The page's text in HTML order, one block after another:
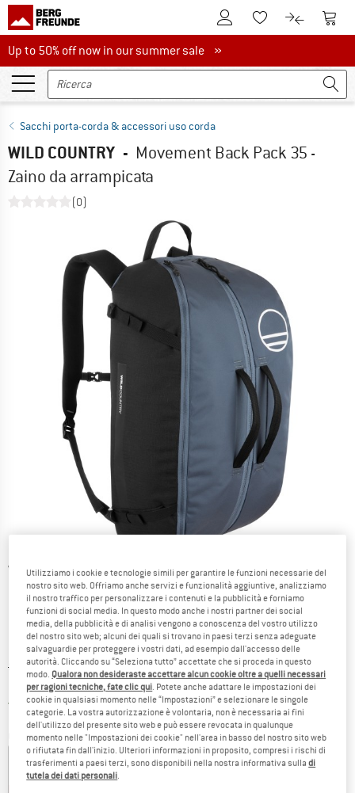
Al conto clienteAlla lista
Al Al
Up to 50% off now in our summer sale
Up to 50% off now in our summer sale »
Sacchi porta-corda & accessori uso corda
WILD COUNTRY - Movement Back Pack 35 -
Zaino da arrampicata
(0)
Viste dettagliate
Prezzo originale :
84,95€
Prezzo:
76,46€ incl. IVA
Nessuna spesa di spedizione(IT)Italia. Informazioni sui
Colore:Ceuse Blue
Utilizziamo i cookie e tecnologie simili per garantire le funzioni necessarie del
nostro sito web. Offriamo anche servizi e funzionalità aggiuntive, analizziamo
il nostro traffico per personalizzare i contenuti e la pubblicità e forniamo
funzioni di social media. In questo modo anche i nostri partner dei social
media, della pubblicità e di analisi vengono a conoscenza del vostro utilizzo
del nostro sito web; alcuni dei quali si trovano in paesi terzi senza adeguate
salvaguardie per proteggere i vostri dati, ad esempio dall'accesso delle
autorità. Cliccando su “Seleziona tutto” accettate che si proceda in questo
modo. Qualora non desideraste accettare alcun cookie oltre a quelli necessari
per ragioni tecniche, fate clic qui . Potete anche adattare le impostazioni dei
cookie in qualsiasi momento nelle “Impostazioni” e selezionare le singole
categorie. La vostra autorizzazione è volontaria, non è necessaria ai fini
dell'utilizzo del presente sito web e può essere revocata in qualunque
momento nelle "Impostazioni dei cookie" nell'area in basso del nostro sito web
o rifiutata fin dall'inizio. Ulteriori informazioni in proposito, compresi i rischi di
trasferimenti a paesi terzi, sono disponibili nella nostra informativa sulladi
tutela dei dati personali